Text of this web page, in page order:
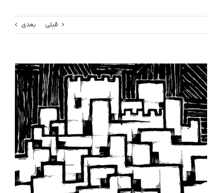
قبلی بعدی
مشاهده
تصویر
بزرگتر